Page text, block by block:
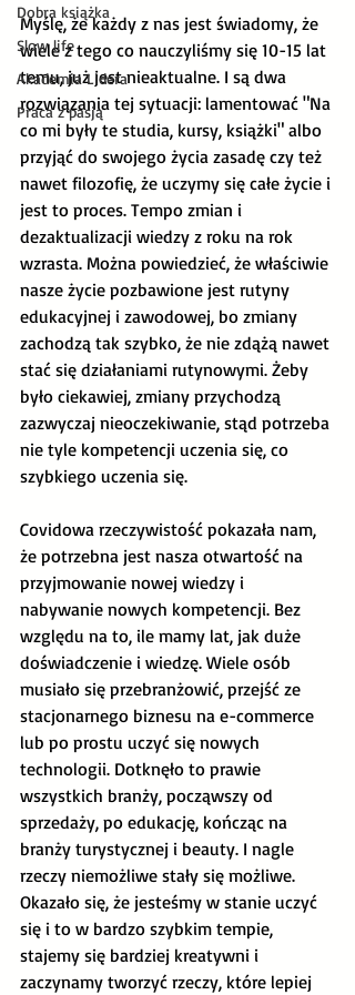
Dobra książka
Slow life
Akademia Lidera
Praca z pasją
Myślę, że każdy z nas jest świadomy, że
wiele z tego co nauczyliśmy się 10-15 lat
temu, już jest nieaktualne. I są dwa
rozwiązania tej sytuacji: lamentować "Na
co mi były te studia, kursy, książki" albo
przyjąć do swojego życia zasadę czy też
nawet filozofię, że uczymy się całe życie i
jest to proces. Tempo zmian i
dezaktualizacji wiedzy z roku na rok
wzrasta. Można powiedzieć, że właściwie
nasze życie pozbawione jest rutyny
edukacyjnej i zawodowej, bo zmiany
zachodzą tak szybko, że nie zdążą nawet
stać się działaniami rutynowymi. Żeby
było ciekawiej, zmiany przychodzą
zazwyczaj nieoczekiwanie, stąd potrzeba
nie tyle kompetencji uczenia się, co
szybkiego uczenia się.
Covidowa rzeczywistość pokazała nam,
że potrzebna jest nasza otwartość na
przyjmowanie nowej wiedzy i
nabywanie nowych kompetencji. Bez
względu na to, ile mamy lat, jak duże
doświadczenie i wiedzę. Wiele osób
musiało się przebranżowić, przejść ze
stacjonarnego biznesu na e-commerce
lub po prostu uczyć się nowych
technologii. Dotknęło to prawie
wszystkich branży, począwszy od
sprzedaży, po edukację, kończąc na
branży turystycznej i beauty. I nagle
rzeczy niemożliwe stały się możliwe.
Okazało się, że jesteśmy w stanie uczyć
się i to w bardzo szybkim tempie,
stajemy się bardziej kreatywni i
zaczynamy tworzyć rzeczy, które lepiej